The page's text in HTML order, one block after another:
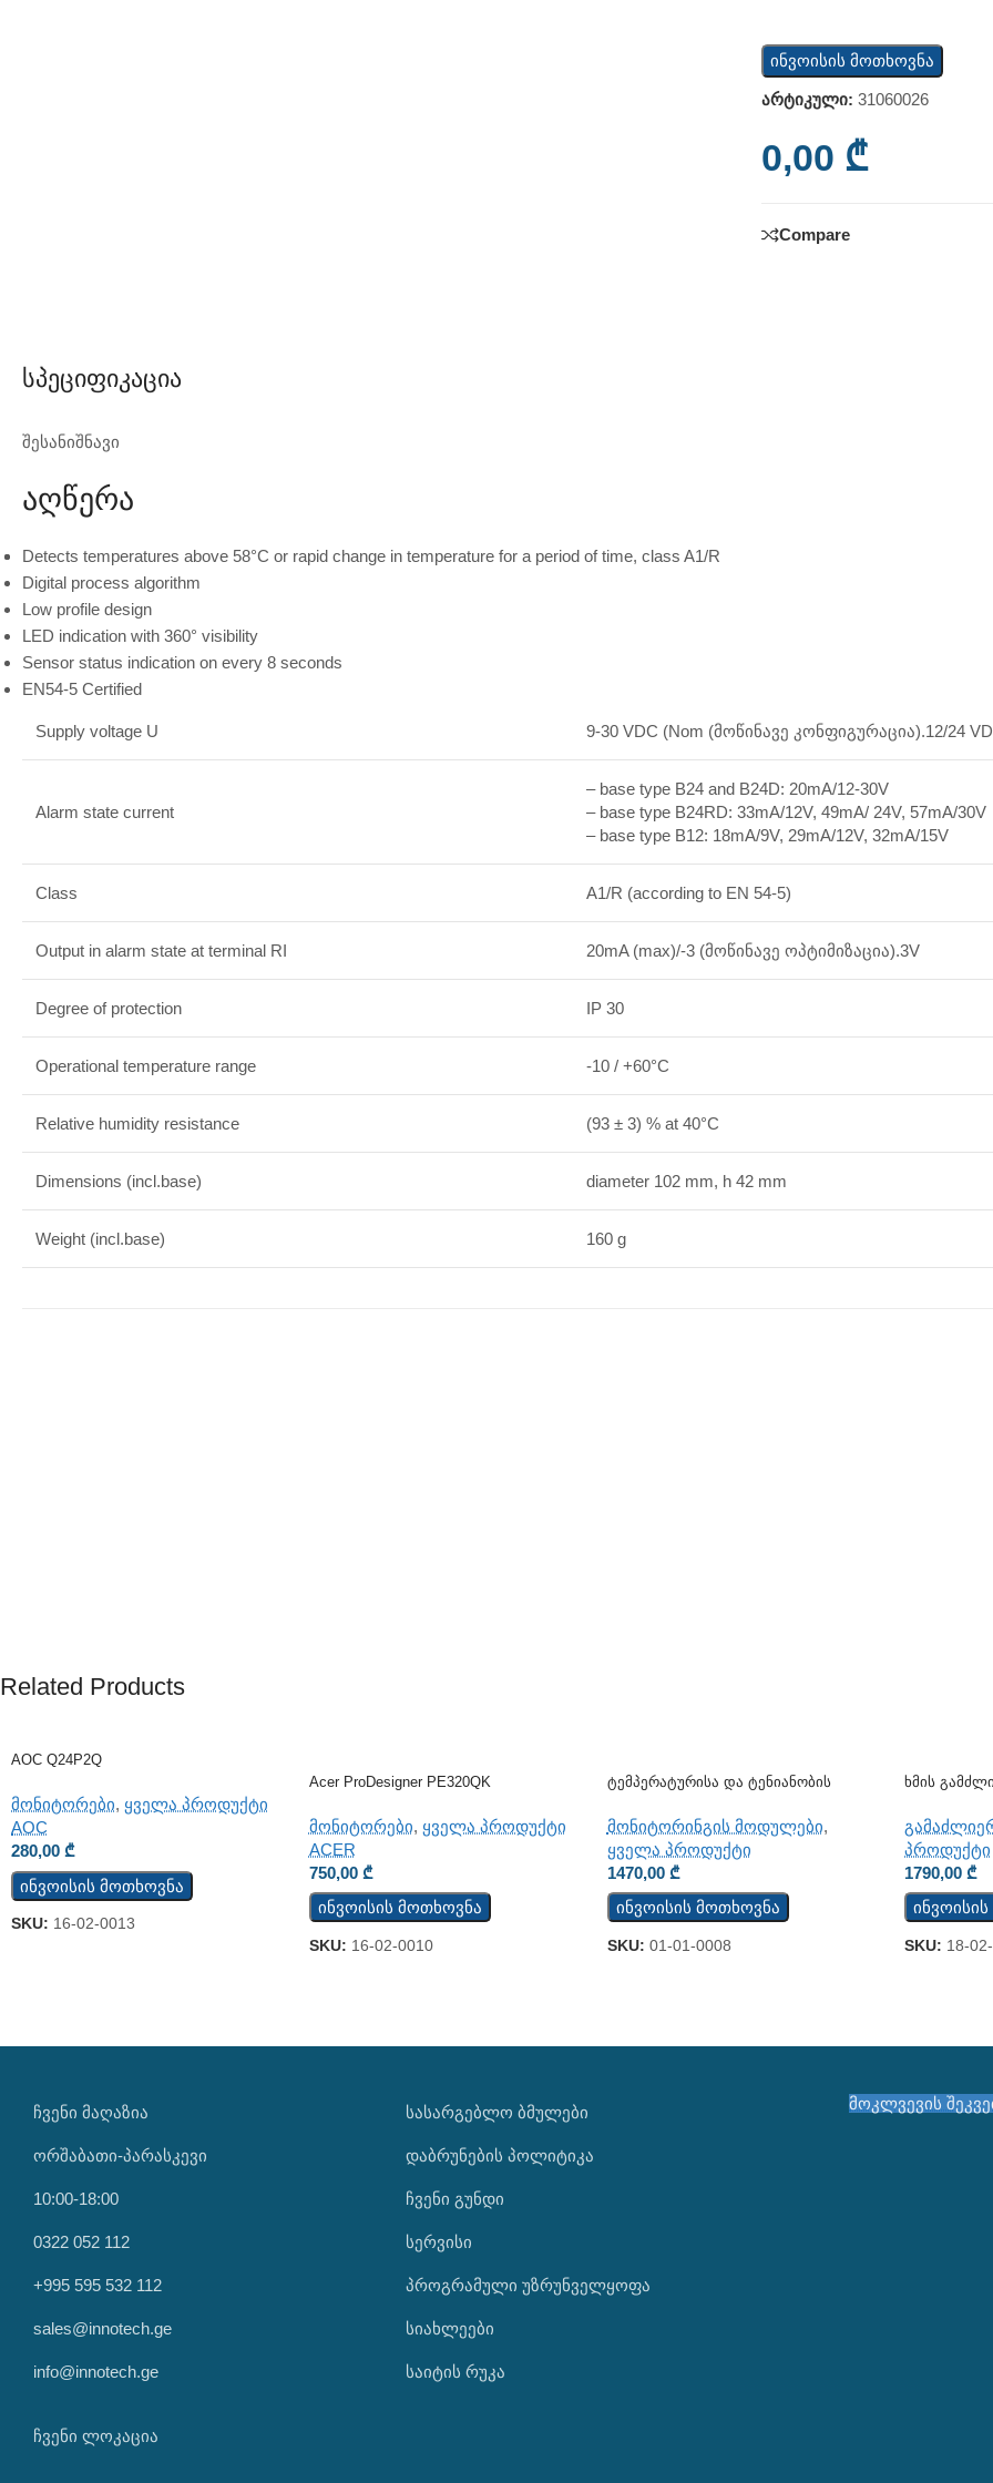
ინვოისის მოთხოვნა
არტიკული: 31060026
0,00 ₾
Compare
Სპეციფიკაცია
შესანიშნავი
Აღწერა
Detects temperatures above 58°C or rapid change in temperature for a period of time, class A1/R
Digital process algorithm
Low profile design
LED indication with 360° visibility
Sensor status indication on every 8 seconds
EN54-5 Certified
Supply voltage U 9-30 VDC (Nom (მოწინავე კონფიგურაცია).12/24
Alarm state current
– base type B24 and B24D: 20mA/12-30V
– base type B24RD: 33mA/12V, 49mA/ 24V, 57mA/30V
– base type B12: 18mA/9V, 29mA/12V, 32mA/15V
Class A1/R (according to EN 54-5)
Output in alarm state at terminal RI 20mA (max)/-3 (მოწინავე ოპტიმიზაცია).3V
Degree of protection IP 30
Operational temperature range -10 / +60°С
Relative humidity resistance (93 ± 3) % at 40°С
Dimensions (incl.base) diameter 102 mm, h 42 mm
Weight (incl.base) 160 g
Related Products
AOC Q24P2Q
მონიტორები, ყველა პროდუქტი
AOC
280,00 ₾
ინვოისის მოთხოვნა
SKU: 16-02-0013
Acer ProDesigner PE320QK
მონიტორები, ყველა პროდუქტი
ACER
750,00 ₾
ინვოისის მოთხოვნა
SKU: 16-02-0010
Ტემპერატურისა Და Ტენიანობის
მონიტორინგის მოდულები,
ყველა პროდუქტი
1470,00 ₾
ინვოისის მოთხოვნა
SKU: 01-01-0008
Ხმის
პროდუქტი
1790,00₾
SKU: 18-
ᲩᲕᲔᲜᲘ ᲛᲐᲦᲐᲖᲘᲐ
ორშაბათი-პარასკევი
10:00-18:00
0322 052 112
+995 595 532 112
sales@innotech.ge
info@innotech.ge
ჩვენი ლოკაცია
ᲡᲐᲡᲐᲠᲒᲔᲑᲚᲝ ᲑᲛᲣᲚᲔᲑᲘ
დაბრუნების პოლიტიკა
ჩვენი გუნდი
სერვისი
პროგრამული უზრუნველყოფა
სიახლეები
საიტის რუკა
მოკლვევის